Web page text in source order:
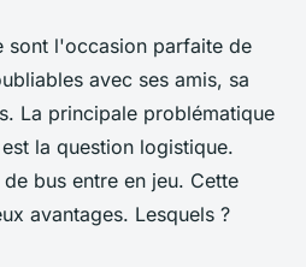
de bus
pour les
?
de lecture
sont l'occasion parfaite de
avec ses amis, sa
La principale problématique
la question logistique.
bus entre en jeu. Cette
avantages. Lesquels ?